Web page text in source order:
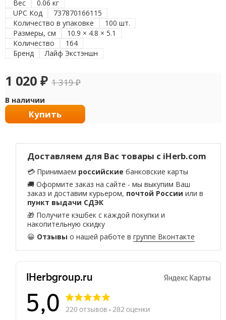
Вес
0.06 кг
UPC Код
737870166115
Количество в упаковке
100 шт.
Размеры, см
10.9 × 4.8 × 5.1
Количество
164
Бренд
Лайф Экстэншн
1 020 ₽ 1 319₽
В наличии
Купить
Доставляем для Вас товары с iHerb.com
💳 Принимаем российские банковские карты
🚚 Оформите заказ на сайте - мы выкупим Ваш
заказ и доставим курьером, почтой России или в
пункт выдачи СДЭК
🎁 Получите кэшбек с каждой покупки и
накопительную скидку
😀 Отзывы о нашей работе вгруппе Вконтакте